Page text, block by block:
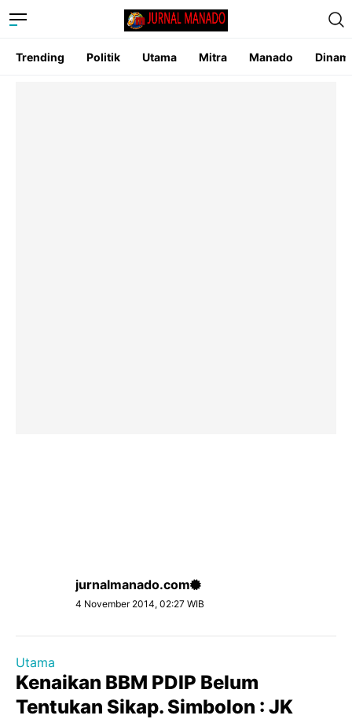
Trending Politik Utama Mitra Manado
jurnalmanado.com
4 November 2014, 02:27 WIB
Utama
Kenaikan BBM PDIP Belum
Tentukan Sikap. Simbolon : JK